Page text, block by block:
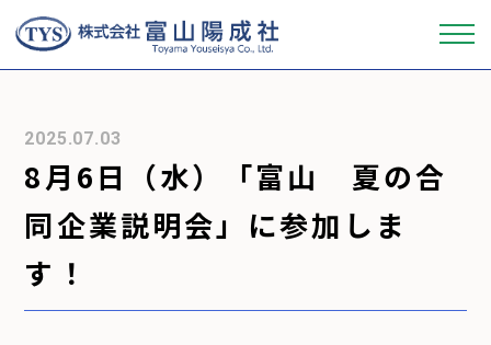
事業内容
製品ラインナップ
品質管理
2025.07.03
8月6日（水）「富山 夏の合
同企業説明会」に参加しま
す！